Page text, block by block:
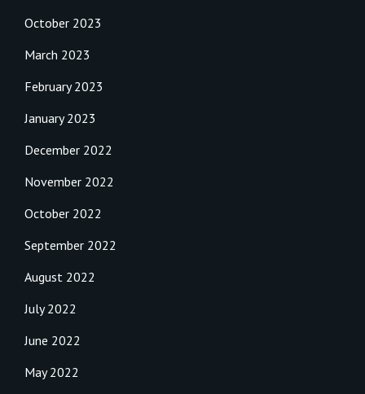
October 2023
March 2023
February 2023
January 2023
December 2022
November 2022
October 2022
September 2022
August 2022
July 2022
June 2022
May 2022